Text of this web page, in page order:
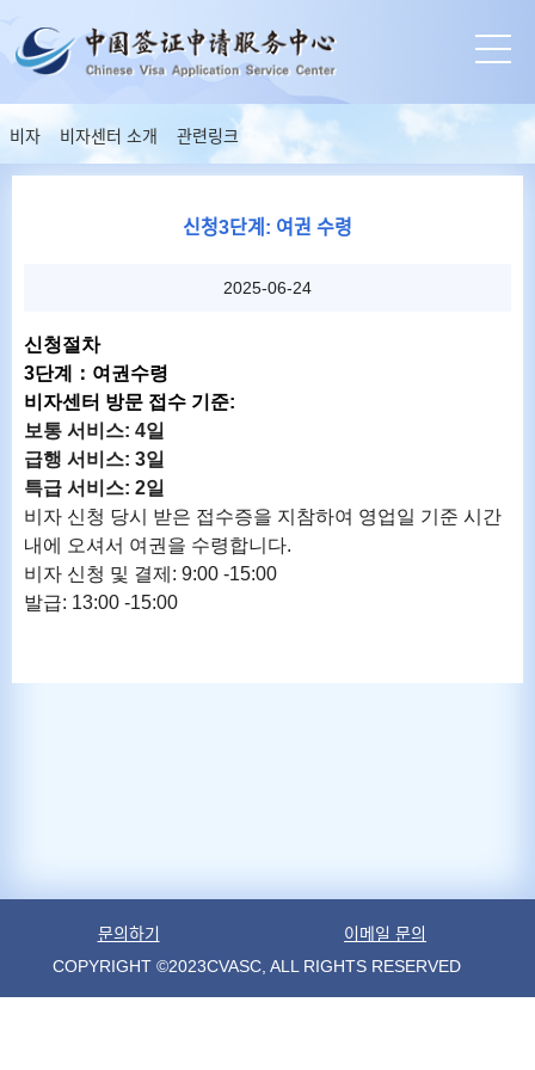
비자 비자센터 소개 관련링크
신청3단계: 여권 수령
2025-06-24
신청절차
3단계 ： 여권수령
비자센터 방문 접수 기준:
보통 서비스: 4일
급행 서비스: 3일
특급 서비스: 2일
비자 신청 당시 받은 접수증을 지참하여 영업일 기준 시간
내에 오셔서 여권을 수령합니다.
비자 신청 및 결제 : 9:00 -15:00
발급: 13:00 -15:00
문의하기
이메일 문의
COPYRIGHT ©2023CVASC, ALL RIGHTS RESERVED